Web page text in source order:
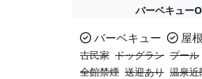
バーベキュー
バーベキュー 屋
古民家 ドッグラン プール
全館禁煙 送迎あり 温泉近